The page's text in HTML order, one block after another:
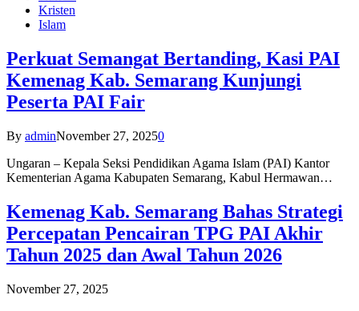
Kristen
Islam
Perkuat Semangat Bertanding, Kasi PAI
Kemenag Kab. Semarang Kunjungi
Peserta PAI Fair
By adminNovember 27, 20250
Ungaran – Kepala Seksi Pendidikan Agama Islam (PAI) Kantor
Kementerian Agama Kabupaten Semarang, Kabul Hermawan…
Kemenag Kab. Semarang Bahas Strategi
Percepatan Pencairan TPG PAI Akhir
Tahun 2025 dan Awal Tahun 2026
November 27, 2025